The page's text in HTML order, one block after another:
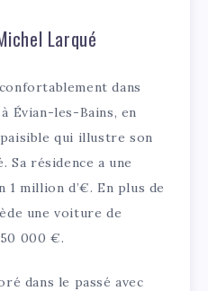
Larqué
dans
Évian-les-Bains, en
qui illustre son
résidence a une
1 million d’€. En plus de
une voiture de
000 €.
dans le passé avec